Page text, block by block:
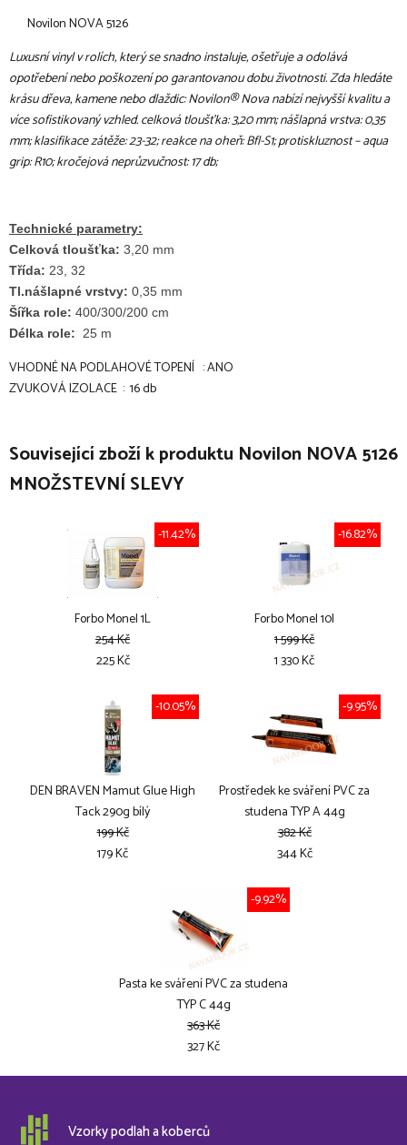
Novilon NOVA 5126
Luxusní vinyl v rolích, který se snadno instaluje, ošetřuje a odolává
opotřebení nebo poškození po garantovanou dobu životnosti. Zda hledáte
krásu dřeva, kamene nebo dlaždic: Novilon® Nova nabízí nejvyšší kvalitu a
více sofistikovaný vzhled. celková tloušťka: 3,20 mm; nášlapná vrstva: 0,35
mm; klasifikace zátěže: 23-32; reakce na oheň: Bfl-S1; protiskluznost – aqua
grip: R10; kročejová neprůzvučnost: 17 db;
Technické parametry:
Celková tloušťka: 3,20 mm
Třída: 23, 32
Tl.nášlapné vrstvy: 0,35 mm
Šířka role: 400/300/200 cm
Délka role: 25 m
VHODNÉ NA PODLAHOVÉ TOPENÍ : ANO
ZVUKOVÁ IZOLACE : 16 db
Související zboží k produktu Novilon NOVA 5126
MNOŽSTEVNÍ SLEVY
Forbo Monel 1L
-11.42%
254 Kč
225 Kč
Forbo Monel 10l
-16.82%
1 599 Kč
1 330 Kč
DEN BRAVEN Mamut Glue High
Tack 290g bílý
-10.05%
199 Kč
179 Kč
Prostředek ke sváření PVC za
studena TYP A 44g
-9.95%
382 Kč
344 Kč
Pasta ke sváření PVC za studena
TYP C 44g
-9.92%
363 Kč
327 Kč
Vzorky podlah a koberců